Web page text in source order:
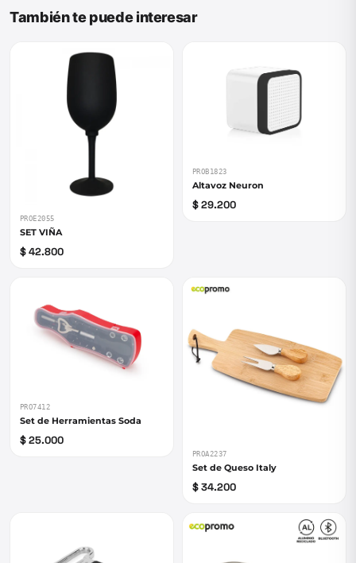
También te puede interesar
PROE2055
SET VIÑA
$ 42.800
PROB1823
Altavoz Neuron
$ 29.200
PRO7412
Set de Herramientas Soda
$ 25.000
PROA2237
Set de Queso Italy
$ 34.200